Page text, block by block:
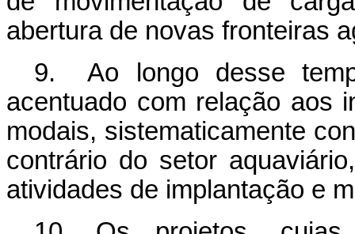
abertura de novas fronteiras
9. Ao longo desse
acentuado com relação aos
modais, sistematicamente
contrário do setor
atividades de implantação e